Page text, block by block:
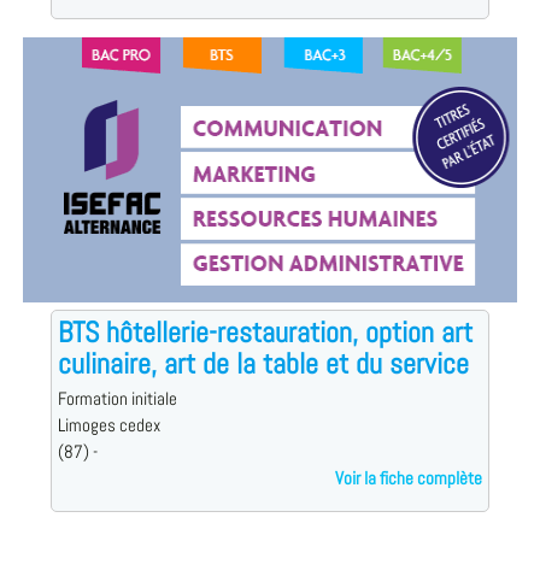
BTS hôtellerie-restauration, option art
culinaire, art de la table et du service
Formation initiale
Limoges cedex
(87) -
Voir la fiche complète